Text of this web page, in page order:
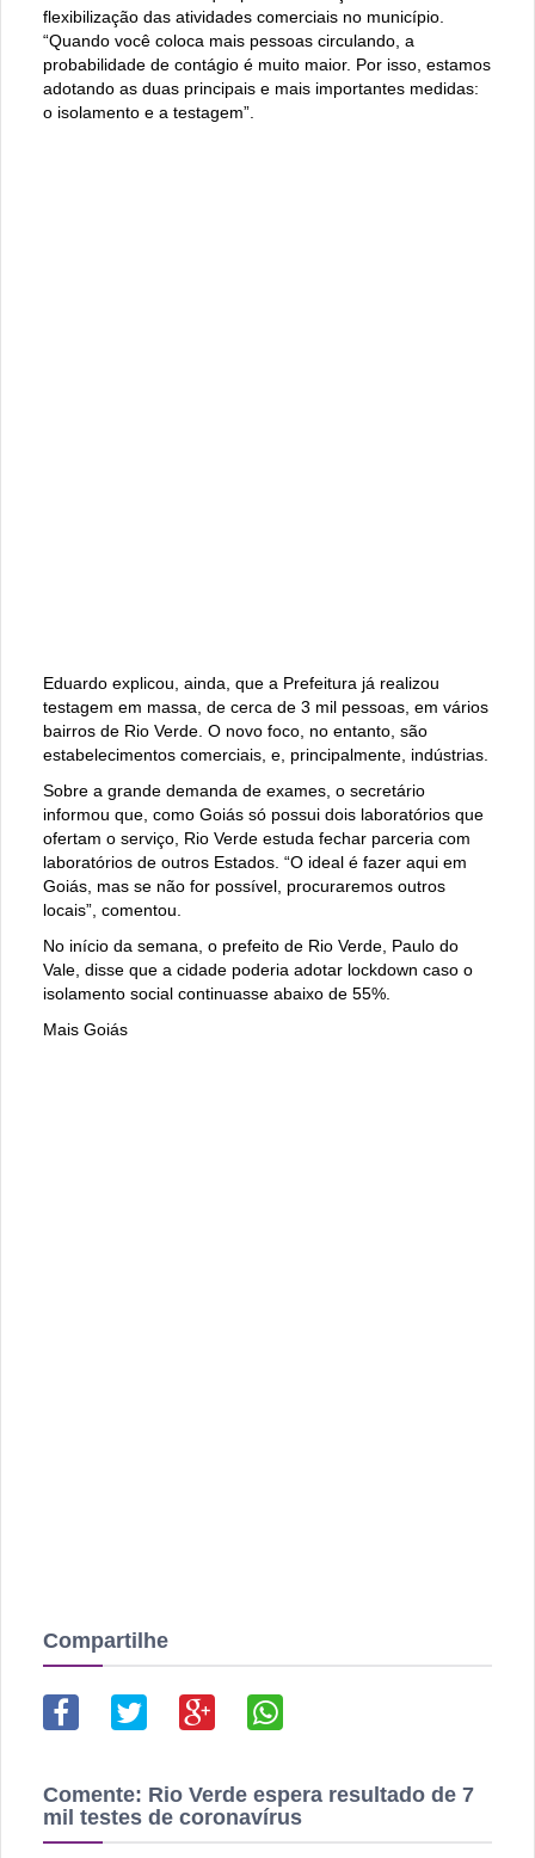
flexibilização das atividades comerciais no município.
“Quando você coloca mais pessoas circulando, a
probabilidade de contágio é muito maior. Por isso, estamos
adotando as duas principais e mais importantes medidas:
o isolamento e a testagem”.
Eduardo explicou, ainda, que a Prefeitura já realizou
testagem em massa, de cerca de 3 mil pessoas, em vários
bairros de Rio Verde. O novo foco, no entanto, são
estabelecimentos comerciais, e, principalmente, indústrias.
Sobre a grande demanda de exames, o secretário
informou que, como Goiás só possui dois laboratórios que
ofertam o serviço, Rio Verde estuda fechar parceria com
laboratórios de outros Estados. “O ideal é fazer aqui em
Goiás, mas se não for possível, procuraremos outros
locais”, comentou.
No início da semana, o prefeito de Rio Verde, Paulo do
Vale, disse que a cidade poderia adotar lockdown caso o
isolamento social continuasse abaixo de 55%.
Mais Goiás
Compartilhe
Comente: Rio Verde espera resultado de 7
mil testes de coronavírus